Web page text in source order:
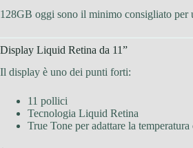
128GB oggi sono il minimo consigliato per
Display Liquid Retina da 11”
Il display è uno dei punti forti:
11 pollici
Tecnologia Liquid Retina
True Tone per adattare la temperatura